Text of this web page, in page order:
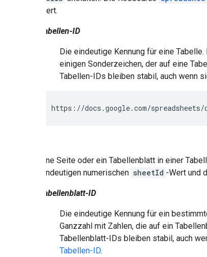
Wert.
Tabellen-ID
Die eindeutige Kennung für eine
einigen Sonderzeichen, der auf eine
Tabellen-IDs bleiben stabil, auch wenn
https://docs.google.com/spreadsheets/
Eine Seite oder ein Tabellenblatt in einer
eindeutigen numerischen sheetId -Wert und
Tabellenblatt-ID
Die eindeutige Kennung für ein
Ganzzahl mit Zahlen, die auf ein
Tabellenblatt-IDs bleiben stabil, auch
Tabellen-ID.